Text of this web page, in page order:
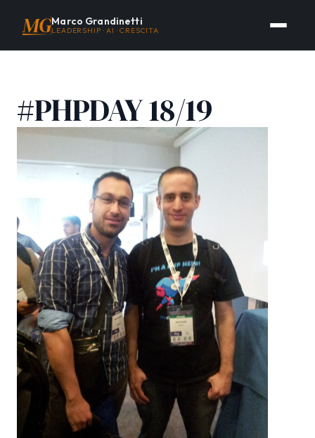
MGMarco Grandinetti
LEADERSHIP · AI · CRESCITA
#PHPDAY 18/19